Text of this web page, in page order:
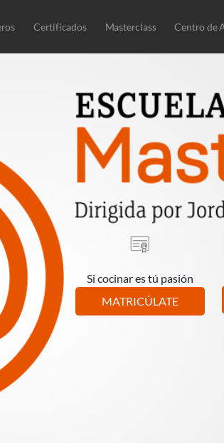
Certificados Masterclass Centro de
Si cocinar es tú pasión
MATRICÚLATE